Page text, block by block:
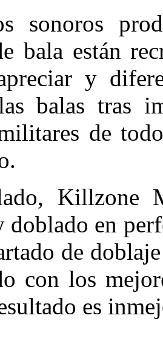
sonoros
bala están
y
balas tras
de
Killzone
doblado en
de
con los
es